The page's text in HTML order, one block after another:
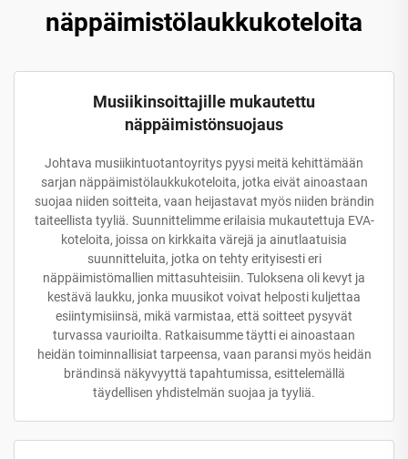
näppäimistölaukkukoteloita
Musiikinsoittajille mukautettu
näppäimistönsuojaus
Johtava musiikintuotantoyritys pyysi meitä kehittämään
sarjan näppäimistölaukkukoteloita, jotka eivät ainoastaan
suojaa niiden soitteita, vaan heijastavat myös niiden brändin
taiteellista tyyliä. Suunnittelimme erilaisia mukautettuja EVA-
koteloita, joissa on kirkkaita värejä ja ainutlaatuisia
suunnitteluita, jotka on tehty erityisesti eri
näppäimistömallien mittasuhteisiin. Tuloksena oli kevyt ja
kestävä laukku, jonka muusikot voivat helposti kuljettaa
esiintymisiinsä, mikä varmistaa, että soitteet pysyvät
turvassa vaurioilta. Ratkaisumme täytti ei ainoastaan
heidän toiminnallisiat tarpeensa, vaan paransi myös heidän
brändinsä näkyvyyttä tapahtumissa, esittelemällä
täydellisen yhdistelmän suojaa ja tyyliä.